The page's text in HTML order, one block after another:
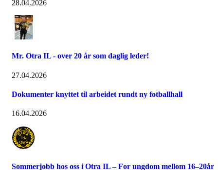
28.04.2026
Mr. Otra IL - over 20 år som daglig leder!
27.04.2026
Dokumenter knyttet til arbeidet rundt ny fotballhall
16.04.2026
Sommerjobb hos oss i Otra IL – For ungdom mellom 16–20år